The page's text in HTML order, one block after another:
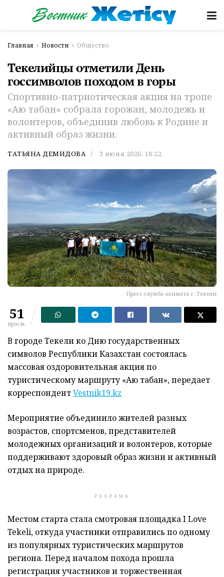
Главная Новости Общество
Текелийцы отметили День
госсимволов походом в горы
Спортивно-патриотическая акция на тропе
«Аю табан» собрала горожан, молодежь и
волонтеров, объединив любовь к Родине и
активный образ жизни.
ТАТЬЯНА ДЕМИДОВА 3 июня 2026, 18:22
Пресс-служба акимата г. Текели
51
просм.
В городе Текели ко Дню государственных
символов Республики Казахстан состоялась
массовая оздоровительная акция по
туристическому маршруту «Аю табан», передает
корреспондентVestnik19.kz
Мероприятие объединило жителей разных
возрастов, спортсменов, представителей
молодежных организаций и волонтеров, которые
поддерживают здоровый образ жизни и активный
отдых на природе.
РЕКЛАМА
Местом старта стала смотровая площадка I Love
Tekeli, откуда участники отправились по одному
из популярных туристических маршрутов
региона. Перед началом похода прошла
регистрация участников и торжественная